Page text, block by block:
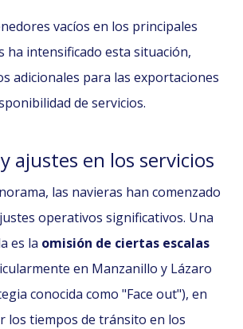
vacíos en los principales
ha intensificado esta situación,
adicionales para las exportaciones
de servicios.
ajustes en los servicios
las navieras han comenzado
operativos significativos. Una
es la omisión de ciertas escalas
en Manzanillo y Lázaro
conocida como "Face out"), en
los tiempos de tránsito en los